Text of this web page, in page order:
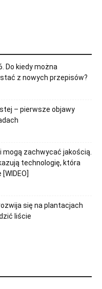
Do kiedy można
z nowych przepisów?
– pierwsze objawy
zachwycać jakością.
technologię, która
się na plantacjach
liście